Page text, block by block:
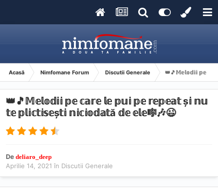
Acasă Nimfomane Forum Discutii Generale 👑🎵𝕄𝕖𝕝𝕠𝕕𝕚𝕚 𝕡𝕖
👑🎵𝕄𝕖𝕝𝕠𝕕𝕚𝕚 𝕡𝕖 𝕔𝕒𝕣𝕖 𝕝𝕖 𝕡𝕦𝕚 𝕡𝕖 𝕣𝕖𝕡𝕖𝕒𝕥 ș𝕚 𝕟𝕦
𝕥𝕖 𝕡𝕝𝕚𝕔𝕥𝕚𝕤𝕖ș𝕥𝕚 𝕟𝕚𝕔𝕚𝕠𝕕𝕒𝕥ă 𝕕𝕖 𝕖𝕝𝕖🎼🎶😉
De deliaro_deep
Aprilie 14, 2021 în Discutii Generale